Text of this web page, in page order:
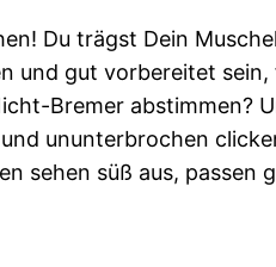
Du trägst Dein
und gut vorbereitet
Bremer abstimmen?
ununterbrochen
sehen süß aus, passen